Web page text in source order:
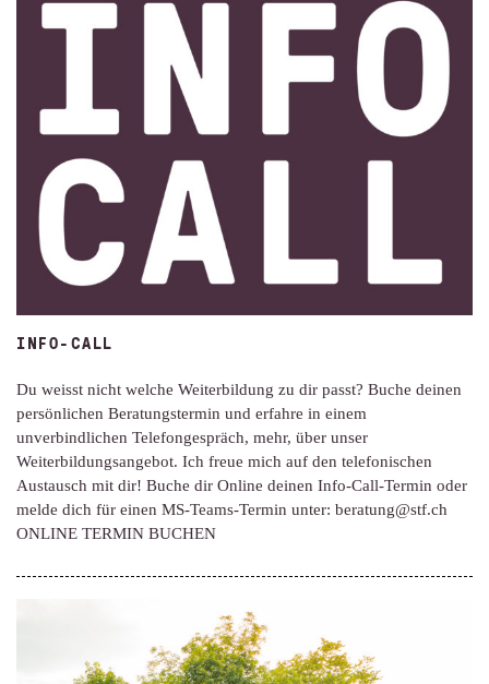
INFO-CALL
Du weisst nicht welche Weiterbildung zu dir passt? Buche deinen
persönlichen Beratungstermin und erfahre in einem
unverbindlichen Telefongespräch, mehr, über unser
Weiterbildungsangebot. Ich freue mich auf den telefonischen
Austausch mit dir! Buche dir Online deinen Info-Call-Termin oder
melde dich für einen MS-Teams-Termin unter: beratung@stf.ch
ONLINE TERMIN BUCHEN